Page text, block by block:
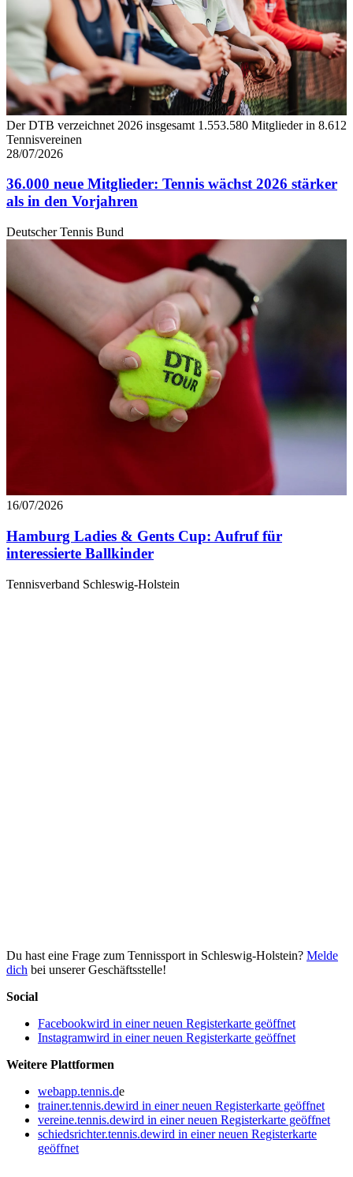
Der DTB verzeichnet 2026 insgesamt 1.553.580 Mitglieder in 8.612
Tennisvereinen
28/07/2026
36.000 neue Mitglieder: Tennis wächst 2026 stärker
als in den Vorjahren
Deutscher Tennis Bund
16/07/2026
Hamburg Ladies & Gents Cup: Aufruf für
interessierte Ballkinder
Tennisverband Schleswig-Holstein
Du hast eine Frage zum Tennissport in Schleswig-Holstein? Melde
dich bei unserer Geschäftsstelle!
Social
Facebookwird in einer neuen Registerkarte geöffnet
Instagramwird in einer neuen Registerkarte geöffnet
Weitere Plattformen
webapp.tennis.de
trainer.tennis.dewird in einer neuen Registerkarte geöffnet
vereine.tennis.dewird in einer neuen Registerkarte geöffnet
schiedsrichter.tennis.dewird in einer neuen Registerkarte
geöffnet